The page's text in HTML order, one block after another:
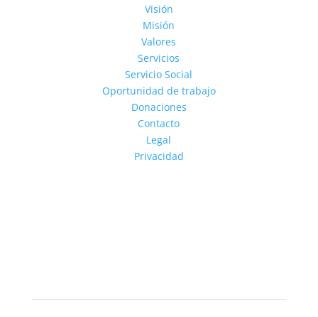
Visión
Misión
Valores
Servicios
Servicio Social
Oportunidad de trabajo
Donaciones
Contacto
Legal
Privacidad